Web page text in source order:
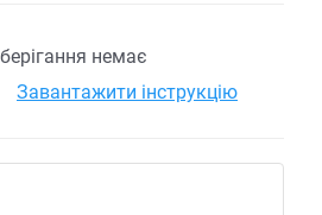
немає
Завантажити інструкцію